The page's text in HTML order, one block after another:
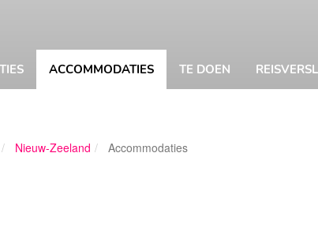
ACCOMMODATIES TE DOEN
Nieuw-Zeeland Accommodaties